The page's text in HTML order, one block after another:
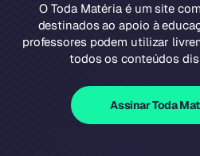
O Toda Matéria é um site
destinados ao apoio à
professores podem utilizar
todos os conteúdos
Assinar Toda